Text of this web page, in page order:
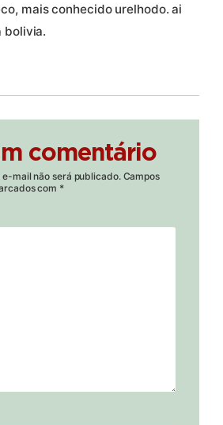
mais conhecido urelhodo. ai
bolivia.
comentário
mail não será publicado. Campos
com *